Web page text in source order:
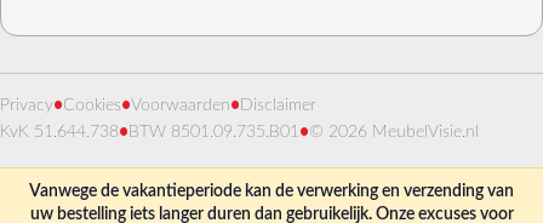
Privacy•Cookies•Voorwaarden• Disclaimer
KvK 51.644.738• BTW 8501.09.735.B01 •© 2026 MeubelVisie.nl
Vanwege de vakantieperiode kan de verwerking en verzending van
uw bestelling iets langer duren dan gebruikelijk. Onze excuses voor